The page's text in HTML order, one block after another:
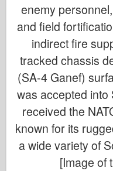
enemy
and field
indirect fire
tracked chassis
(SA-4 Ganef)
was accepted
received the
known for its
a wide variety of
[Image of